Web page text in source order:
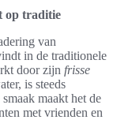
op traditie
van
in de traditionele
door zijn frisse
is steeds
maakt het de
met vrienden en